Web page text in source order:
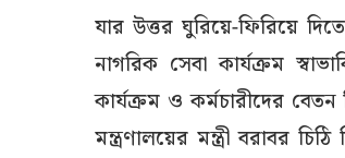
যার উত্তর ঘুরিয়ে-ফিরিয়ে
নাগরিক সেবা কার্যক্রম
কার্যক্রম ও কর্মচারীদের
মন্ত্রণালয়ের মন্ত্রী বরাবর